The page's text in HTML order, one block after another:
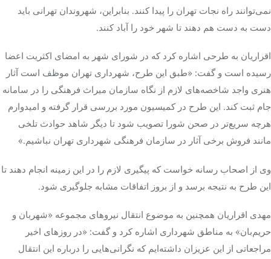
نمی‌توانند راه نجات تهران را پیدا کنند. بنابراین، شهروندان تهرانی باید
دست به دست هم دهند تا شهر خود را آباد کنند.
اقراریان به طرحی اشاره کرد که در شورای شهر به امضای اکثریت اعضا
رسیده است و گفت: «طبق این طرح، شهرداری تهران موظف است آثار
هنری واجد شاخصه‌های لازم از نگاه سازمان میراث فرهنگی را در سامانه
جام ثبت کند. این طرح در کمیسیون مورد بررسی قرار گرفته و امیدوارم
هرچه سریع‌تر در صحن شورا تصویب شود تا دیگر شاهد حوادث تلخی
مانند فروش برخی آثار در سازمان فرهنگی شهرداری تهران نباشیم.»
وی از اصحاب رسانه خواست که پیگیری لازم را در این زمینه انجام دهند تا
این طرح به نتیجه برسد و از بروز اتفاقات مشابه جلوگیری شود.
مهدی اقراریان همچنین به موضوع انتقال نیروهای مجموعه «شهربان و
حریم‌بان» به مناطق شهرداری اشاره کرد و گفت: «در روزهای اخیر
مراجعاتی از این عزیزان داشته‌ایم که نگرانی‌هایی را درباره این انتقال